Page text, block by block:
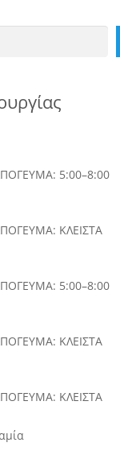
5:00–8:00
ΚΛΕΙΣΤΑ
5:00–8:00
ΚΛΕΙΣΤΑ
ΚΛΕΙΣΤΑ